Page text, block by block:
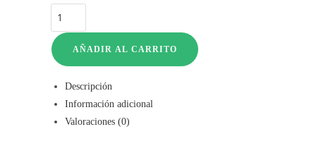
Campana
decorativa
para
instalación
pared
AÑADIR AL CARRITO
Descripción
Información adicional
Valoraciones (0)